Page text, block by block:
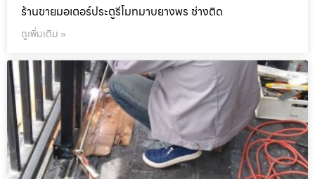
ร้านขายมอเตอร์ประตูรีโมทมาบยางพร ช่างติด
ดูเพิ่มเติม »